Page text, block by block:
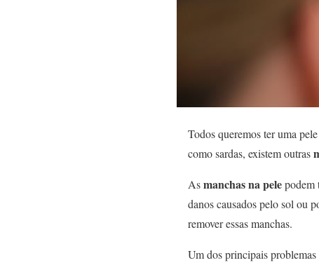
Todos queremos ter uma
como sardas, existem outras
Asmanchas na pelepodem
danos causados ​​pelo sol ou
remover essas manchas.
Um dos principais